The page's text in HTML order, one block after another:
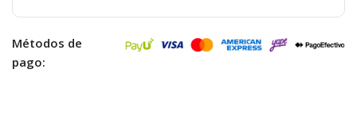
Métodos de
pago: